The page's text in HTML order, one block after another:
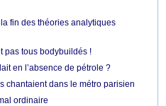
fin des théories analytiques
pas tous bodybuildés !
en l’absence de pétrole ?
chantaient dans le métro parisien
ordinaire